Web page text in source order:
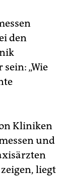
den
„Wie
Kliniken
und
liegt